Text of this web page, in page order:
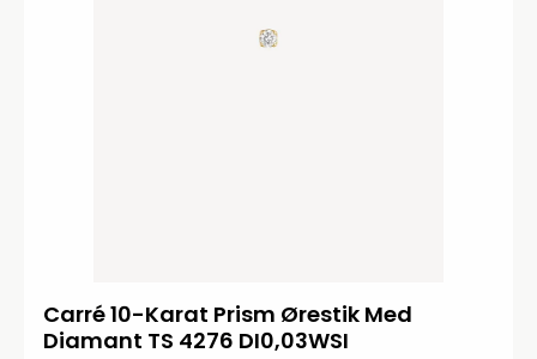
Carré 10-Karat Prism Ørestik Med
Diamant TS 4276 DI0,03WSI